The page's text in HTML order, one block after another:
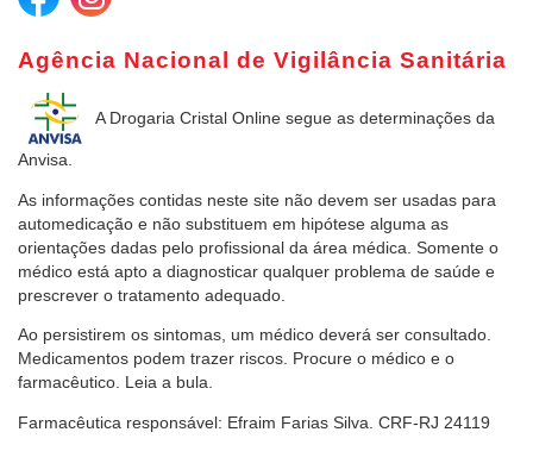
Agência Nacional de Vigilância Sanitária
A Drogaria Cristal Online segue as determinações da
Anvisa.
As informações contidas neste site não devem ser usadas para
automedicação e não substituem em hipótese alguma as
orientações dadas pelo profissional da área médica. Somente o
médico está apto a diagnosticar qualquer problema de saúde e
prescrever o tratamento adequado.
Ao persistirem os sintomas, um médico deverá ser consultado.
Medicamentos podem trazer riscos. Procure o médico e o
farmacêutico. Leia a bula.
Farmacêutica responsável: Efraim Farias Silva. CRF-RJ 24119